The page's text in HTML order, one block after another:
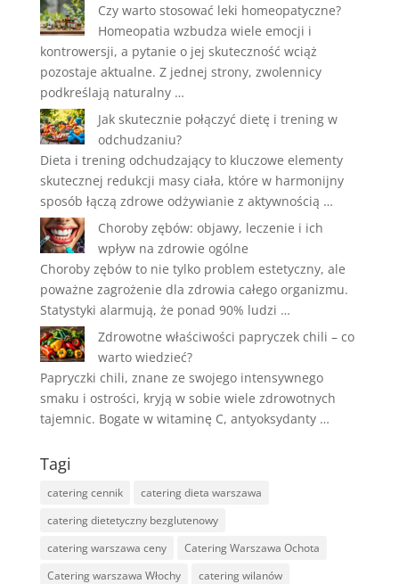
Czy warto stosować leki homeopatyczne?
Homeopatia wzbudza wiele emocji i
kontrowersji, a pytanie o jej skuteczność wciąż
pozostaje aktualne. Z jednej strony, zwolennicy
podkreślają naturalny …
Jak skutecznie połączyć dietę i trening w
odchudzaniu?
Dieta i trening odchudzający to kluczowe elementy
skutecznej redukcji masy ciała, które w harmonijny
sposób łączą zdrowe odżywianie z aktywnością …
Choroby zębów: objawy, leczenie i ich
wpływ na zdrowie ogólne
Choroby zębów to nie tylko problem estetyczny, ale
poważne zagrożenie dla zdrowia całego organizmu.
Statystyki alarmują, że ponad 90% ludzi …
Zdrowotne właściwości papryczek chili – co
warto wiedzieć?
Papryczki chili, znane ze swojego intensywnego
smaku i ostrości, kryją w sobie wiele zdrowotnych
tajemnic. Bogate w witaminę C, antyoksydanty …
Tagi
catering cennik
catering dieta warszawa
catering dietetyczny bezglutenowy
catering warszawa ceny
Catering Warszawa Ochota
Catering warszawa Włochy
catering wilanów